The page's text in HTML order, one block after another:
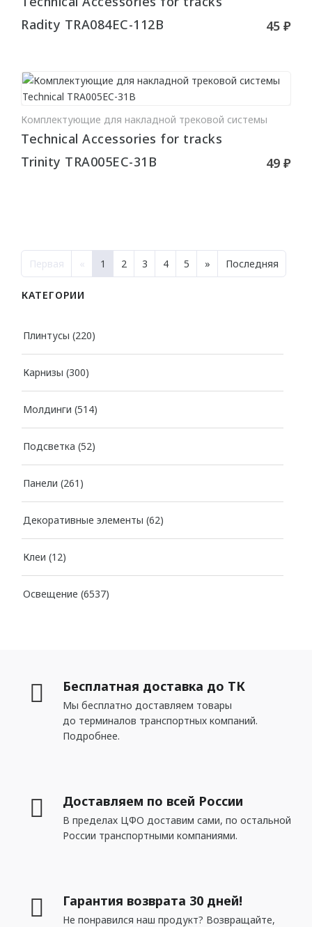
Radity TRA084EC-112B
45 ₽
В КОРЗИНУ
Комплектующие для накладной трековой системы
Technical Accessories for tracks
Trinity TRA005EC-31B
49 ₽
Первая « 1 2 3 4 5 » Последняя
КАТЕГОРИИ
Плинтусы (220)
Карнизы (300)
Молдинги (514)
Подсветка (52)
Панели (261)
Декоративные элементы (62)
Клеи (12)
Освещение (6537)
Бесплатная доставка до ТК
Мы бесплатно доставляем товары
до терминалов транспортных компаний.
Подробнее.
Доставляем по всей России
В пределах ЦФО доставим сами, по остальной
России транспортными компаниями.
Гарантия возврата 30 дней!
Не понравился наш продукт? Возвращайте,